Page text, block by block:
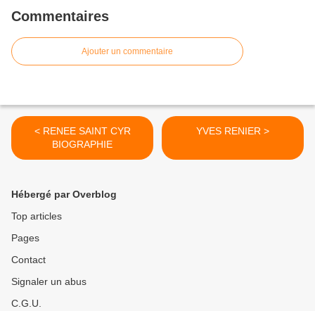
Commentaires
Ajouter un commentaire
< RENEE SAINT CYR
BIOGRAPHIE
YVES RENIER >
Hébergé par Overblog
Top articles
Pages
Contact
Signaler un abus
C.G.U.